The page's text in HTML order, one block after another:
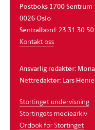
Postboks 1700 Sentrum
0026 Oslo
Sentralbord: 23 31 30 50
Kontakt oss
Ansvarlig redaktør:
Nettredaktør: Lars
Stortinget undervisning
Stortingets mediearkiv
Ordbok for Stortinget